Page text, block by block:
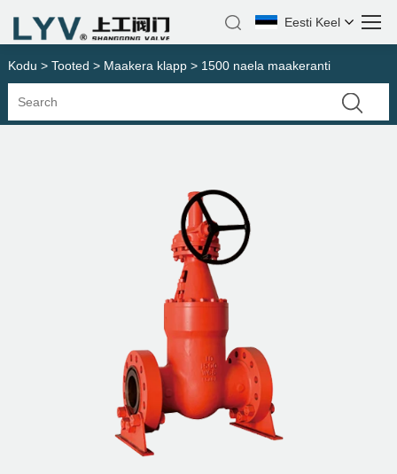
Eesti Keel
Kodu > Tooted > Maakera klapp> 1500 naela maakeranti